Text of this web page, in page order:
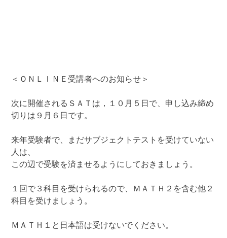
＜ＯＮＬＩＮＥ受講者へのお知らせ＞
次に開催されるＳＡＴは，１０月５日で、申し込み締め
切りは９月６日です。
来年受験者で、まだサブジェクトテストを受けていない
人は、
この辺で受験を済ませるようにしておきましょう。
１回で３科目を受けられるので、ＭＡＴＨ２を含む他２
科目を受けましょう。
ＭＡＴＨ１と日本語は受けないでください。